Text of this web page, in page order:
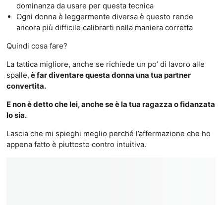
dominanza da usare per questa tecnica
Ogni donna è leggermente diversa è questo rende
ancora più difficile calibrarti nella maniera corretta
Quindi cosa fare?
La tattica migliore, anche se richiede un po’ di lavoro alle
spalle, è far diventare questa donna una tua partner
convertita.
E non è detto che lei, anche se è la tua ragazza o fidanzata
lo sia.
Lascia che mi spieghi meglio perché l’affermazione che ho
appena fatto è piuttosto contro intuitiva.